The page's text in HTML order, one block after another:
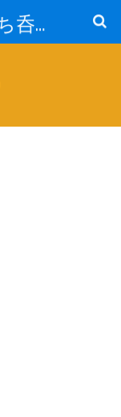
京都のたこ焼き＆立ち呑み屋ほりたこのお知らせブログ